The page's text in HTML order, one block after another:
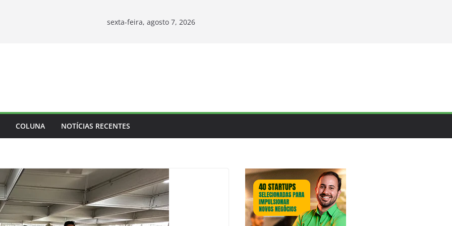
sexta-feira, agosto 7, 2026
COLUNA NOTÍCIAS RECENTES